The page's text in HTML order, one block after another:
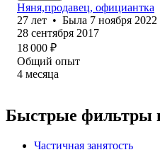
Няня,продавец, официантка
27 лет • Была 7 ноября 2022
28 сентября 2017
18 000 ₽
Общий опыт
4 месяца
Быстрые фильтры
Частичная занятость